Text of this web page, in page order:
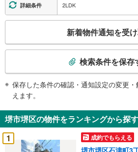
詳細条件 2LDK
検
知
を
受
け
新着物件通知を受
検索条件を保存
保存した条件の確認・通知設定の変更・
えます。
堺市堺区の物件をランキングから探す
1
成約でもらえる
堺市堺区石津町3